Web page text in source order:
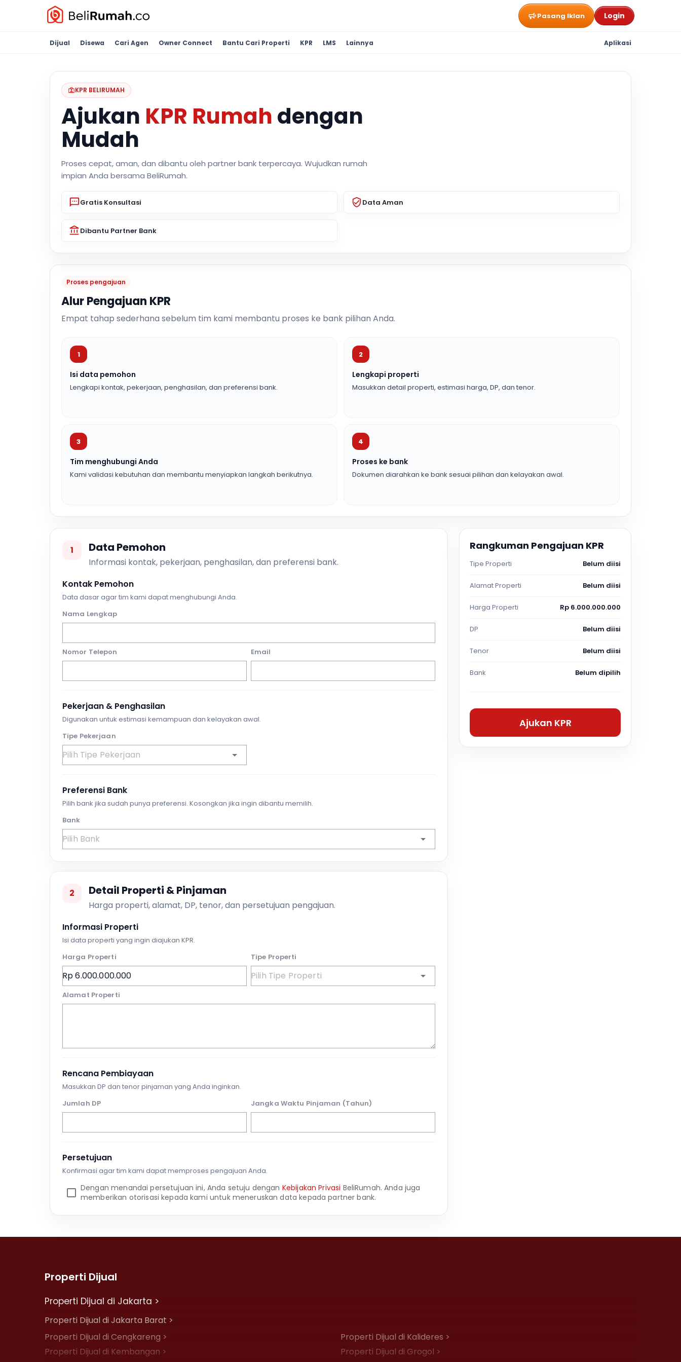
Pasang Iklan Login
Dijual Disewa Cari Agen Owner Connect Bantu Cari Properti KPR LMS Lainnya Aplikasi
KPR BELIRUMAH
Ajukan KPR Rumah dengan
Mudah
Proses cepat, aman, dan dibantu oleh partner bank terpercaya. Wujudkan rumah
impian Anda bersama BeliRumah.
Gratis Konsultasi Data Aman
Dibantu Partner Bank
Proses pengajuan
Alur Pengajuan KPR
Empat tahap sederhana sebelum tim kami membantu proses ke bank pilihan Anda.
1
Isi data pemohon
Lengkapi kontak, pekerjaan, penghasilan, dan preferensi bank.
2
Lengkapi properti
Masukkan detail properti, estimasi harga, DP, dan tenor.
3
Tim menghubungi Anda
Kami validasi kebutuhan dan membantu menyiapkan langkah berikutnya.
4
Proses ke bank
Dokumen diarahkan ke bank sesuai pilihan dan kelayakan awal.
1 Data Pemohon
Informasi kontak, pekerjaan, penghasilan, dan preferensi bank.
Kontak Pemohon
Data dasar agar tim kami dapat menghubungi Anda.
Nama Lengkap
Nomor Telepon Email
Pekerjaan & Penghasilan
Digunakan untuk estimasi kemampuan dan kelayakan awal.
Tipe Pekerjaan
Preferensi Bank
Pilih bank jika sudah punya preferensi. Kosongkan jika ingin dibantu memilih.
Bank
2 Detail Properti & Pinjaman
Harga properti, alamat, DP, tenor, dan persetujuan pengajuan.
Informasi Properti
Isi data properti yang ingin diajukan KPR.
Harga Properti
Tipe Properti
Alamat Properti
Rencana Pembiayaan
Masukkan DP dan tenor pinjaman yang Anda inginkan.
Jumlah DP
Jangka Waktu Pinjaman (Tahun)
Persetujuan
Konfirmasi agar tim kami dapat memproses pengajuan Anda.
Dengan menandai persetujuan ini, Anda setuju dengan Kebijakan Privasi BeliRumah. Anda juga
memberikan otorisasi kepada kami untuk meneruskan data kepada partner bank.
Rangkuman Pengajuan KPR
Tipe Properti Belum diisi
Alamat Properti Belum diisi
Harga Properti Rp 6.000.000.000
DP Belum diisi
Tenor Belum diisi
Bank Belum dipilih
Ajukan KPR
Properti Dijual
Properti Dijual di Jakarta >
Properti Dijual di Jakarta Barat >
Properti Dijual di Cengkareng >
Properti Dijual di Kalideres >
Properti Dijual di Kembangan >
Properti Dijual di Grogol >